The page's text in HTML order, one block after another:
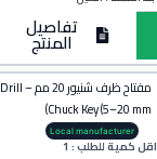
تفاصيل
المنتج
مفتاح ظرف شنيور 20 مم – Drill
Chuck Key (5–20 mm)
Local manufacturer
اقل كمية للطلب : 1